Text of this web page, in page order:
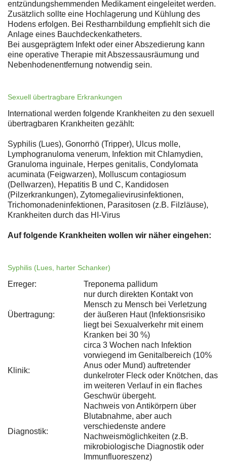
entzündungshemmenden Medikament eingeleitet werden.
Zusätzlich sollte eine Hochlagerung und Kühlung des
Hodens erfolgen. Bei Restharnbildung empfiehlt sich die
Anlage eines Bauchdeckenkatheters.
Bei ausgeprägtem Infekt oder einer Abszedierung kann
eine operative Therapie mit Abszessausräumung und
Nebenhodenentfernung notwendig sein.
Sexuell übertragbare Erkrankungen
International werden folgende Krankheiten zu den sexuell
übertragbaren Krankheiten gezählt:
Syphilis (Lues), Gonorrhö (Tripper), Ulcus molle,
Lymphogranuloma venerum, Infektion mit Chlamydien,
Granuloma inguinale, Herpes genitalis, Condylomata
acuminata (Feigwarzen), Molluscum contagiosum
(Dellwarzen), Hepatitis B und C, Kandidosen
(Pilzerkrankungen), Zytomegalievirusinfektionen,
Trichomonadeninfektionen, Parasitosen (z.B. Filzläuse),
Krankheiten durch das HI-Virus
Auf folgende Krankheiten wollen wir näher eingehen:
Syphilis (Lues, harter Schanker)
Erreger: Treponema pallidum
Übertragung:
nur durch direkten Kontakt von
Mensch zu Mensch bei Verletzung
der äußeren Haut (Infektionsrisiko
liegt bei Sexualverkehr mit einem
Kranken bei 30 %)
Klinik:
circa 3 Wochen nach Infektion
vorwiegend im Genitalbereich (10%
Anus oder Mund) auftretender
dunkelroter Fleck oder Knötchen, das
im weiteren Verlauf in ein flaches
Geschwür übergeht.
Diagnostik:
Nachweis von Antikörpern über
Blutabnahme, aber auch
verschiedenste andere
Nachweismöglichkeiten (z.B.
mikrobiologische Diagnostik oder
Immunfluoreszenz)